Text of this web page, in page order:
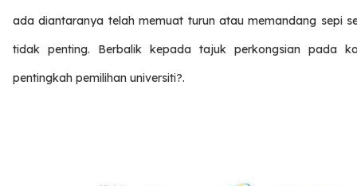
ada diantaranya telah memuat turun atau memandang sepi
tidak penting. Berbalik kepada tajuk perkongsian pada
pentingkah pemilihan universiti?.